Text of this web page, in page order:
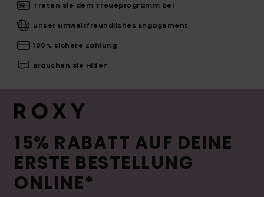
Treten Sie dem Treueprogramm bei
Unser umweltfreundliches Engagement
100% sichere Zahlung
Brauchen Sie Hilfe?
15% RABATT AUF DEINE
ERSTE BESTELLUNG
ONLINE*